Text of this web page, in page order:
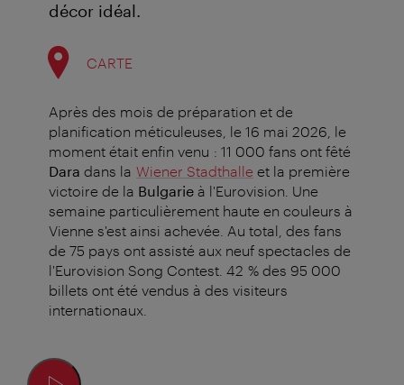
décor idéal.
CARTE
Après des mois de préparation et de
planification méticuleuses, le 16 mai 2026, le
moment était enfin venu : 11 000 fans ont fêté
Dara dans la Wiener Stadthalle et la première
victoire de la Bulgarie à l'Eurovision. Une
semaine particulièrement haute en couleurs à
Vienne s'est ainsi achevée. Au total, des fans
de 75 pays ont assisté aux neuf spectacles de
l'Eurovision Song Contest. 42 % des 95 000
billets ont été vendus à des visiteurs
internationaux.